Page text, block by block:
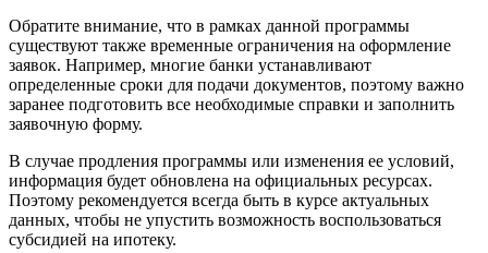
Обратите внимание, что в рамках данной программы
существуют также временные ограничения на оформление
заявок. Например, многие банки устанавливают
определенные сроки для подачи документов, поэтому важно
заранее подготовить все необходимые справки и заполнить
заявочную форму.
В случае продления программы или изменения ее условий,
информация будет обновлена на официальных ресурсах.
Поэтому рекомендуется всегда быть в курсе актуальных
данных, чтобы не упустить возможность воспользоваться
субсидией на ипотеку.